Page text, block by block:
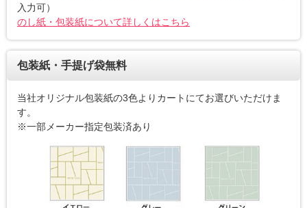
入力可）
のし紙・包装紙について詳しくはこちら
包装紙・手提げ袋無料
当社オリジナル包装紙の3色よりカートにてお選びいただけま
す。
※一部メーカー指定包装済あり